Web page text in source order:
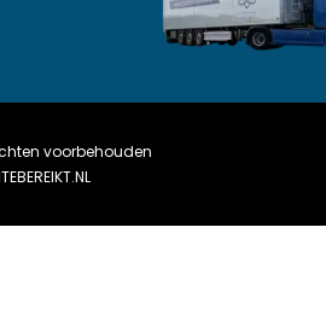
voorbehouden